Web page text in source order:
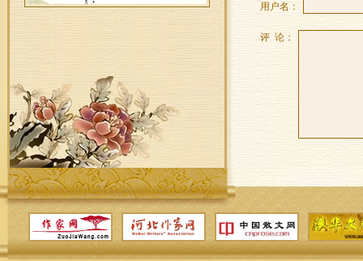
用户名：
评 论：